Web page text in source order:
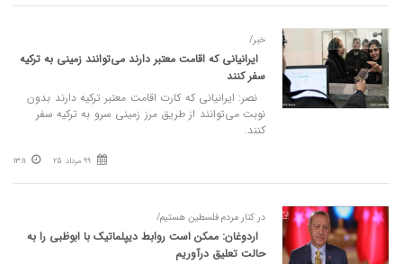
خبر/
ایرانیانی که اقامت معتبر دارند می‌توانند زمینی به ترکیه
سفر کنند
نصر: ایرانیانی که کارت اقامت معتبر ترکیه دارند بدون
نوبت می‌توانند از طریق مرز زمینی سرو به ترکیه سفر
کنند.
99 مرداد 25 13:11
در کنار مردم فلسطین هستیم/
اردوغان: ممکن است روابط دیپلماتیک با ابوظبی را به
حالت تعلیق درآوریم